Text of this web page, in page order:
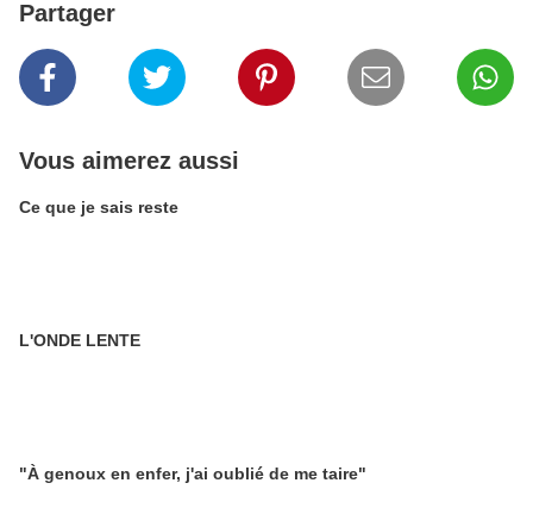
Partager
Vous aimerez aussi
Ce que je sais reste
L'ONDE LENTE
"À genoux en enfer, j'ai oublié de me taire"